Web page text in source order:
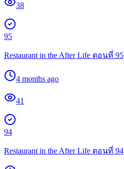
38
95
Restaurant in the After Life ตอนที่ 95
4 months ago
41
94
Restaurant in the After Life ตอนที่ 94